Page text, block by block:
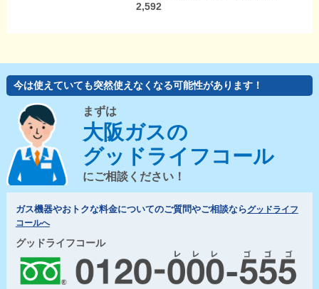
2,592
今は使えていても突然使えなくなる可能性があります！
まずは
大阪ガスの
グッドライフコール
にご相談ください！
ガス機器やおトクな料金についてのご質問やご相談ならグッドライフ
コールへ
グッドライフコール